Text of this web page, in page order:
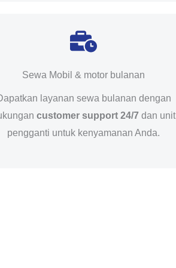
Sewa Mobil & motor bulanan
layanan sewa bulanan dengan
customer support 24/7 dan unit
pengganti untuk kenyamanan Anda.